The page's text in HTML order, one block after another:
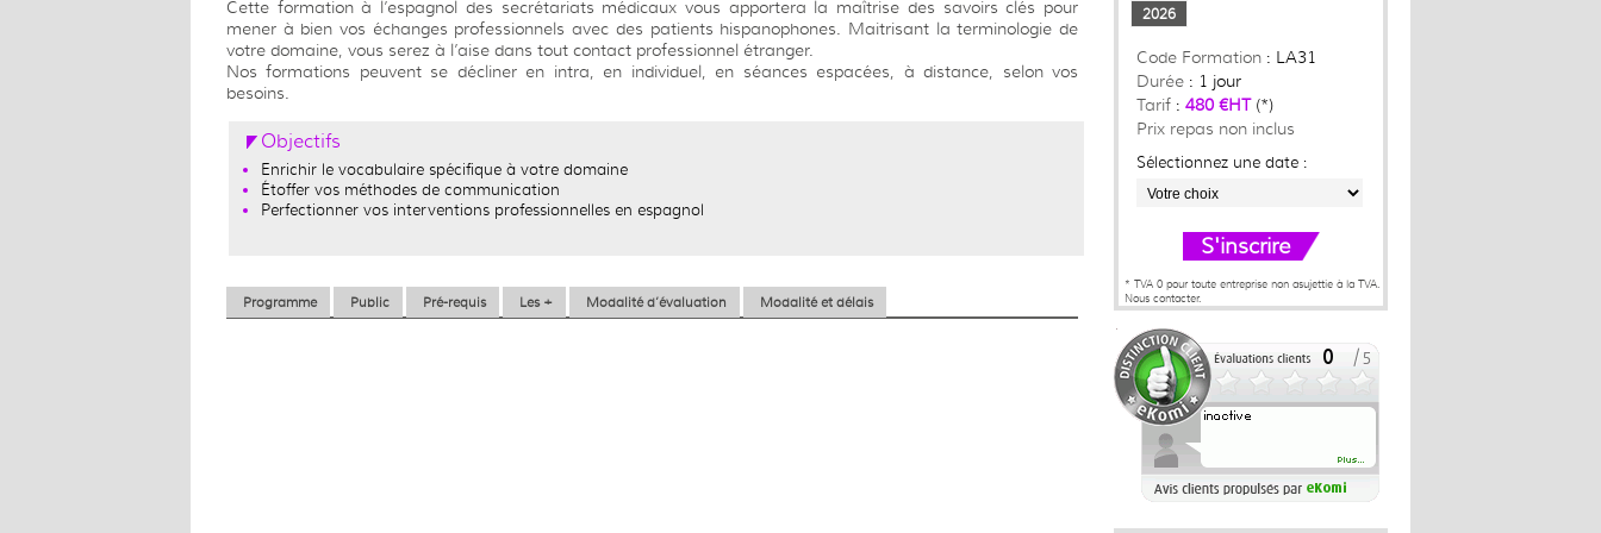
Cette formation à l’espagnol des secrétariats médicaux vous apportera la maîtrise des savoirs clés pour
mener à bien vos échanges professionnels avec des patients hispanophones. Maitrisant la terminologie de
votre domaine, vous serez à l’aise dans tout contact professionnel étranger.
Nos formations peuvent se décliner en intra, en individuel, en séances espacées, à distance, selon vos
besoins.
Objectifs
Enrichir le vocabulaire spécifique à votre domaine
Étoffer vos méthodes de communication
Perfectionner vos interventions professionnelles en espagnol
Programme Public Pré-requis Les + Modalité d’évaluation Modalité et délais
2026
Code Formation : LA31
Durée : 1 jour
Tarif : 480 €HT(*)
Prix repas non inclus
Sélectionnez une date :
S'inscrire
* TVA 0 pour toute entreprise non asujettie à la TVA.
Nous contacter.